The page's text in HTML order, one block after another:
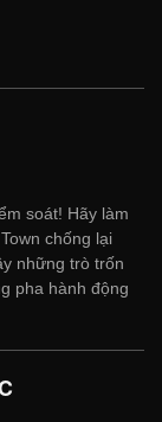
soát! Hãy làm
chống lại
những trò trốn
pha hành động